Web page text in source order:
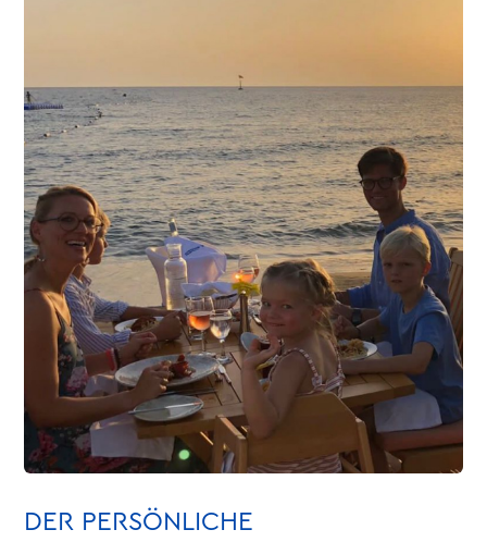
DER PERSÖNLICHE